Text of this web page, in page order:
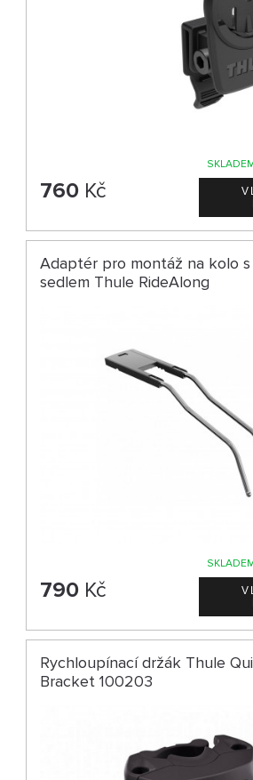
760 Kč
Adaptér pro montáž na kolo
sedlem Thule RideAlong
790 Kč
Rychloupínací držák Thule
Bracket 100203